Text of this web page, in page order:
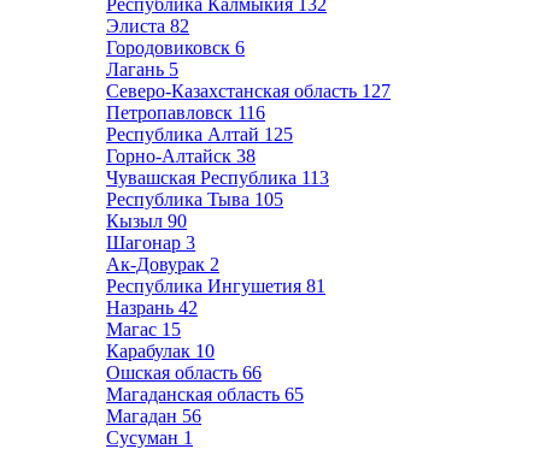
Республика Калмыкия 132
Элиста 82
Городовиковск 6
Лагань 5
Северо-Казахстанская область 127
Петропавловск 116
Республика Алтай 125
Горно-Алтайск 38
Чувашская Республика 113
Республика Тыва 105
Кызыл 90
Шагонар 3
Ак-Довурак 2
Республика Ингушетия 81
Назрань 42
Магас 15
Карабулак 10
Ошская область 66
Магаданская область 65
Магадан 56
Сусуман 1